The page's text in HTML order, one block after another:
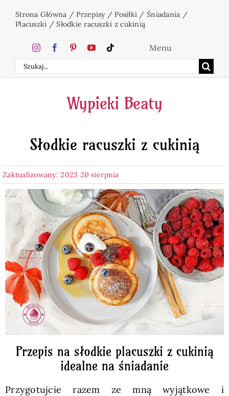
Strona Główna /Przepisy/Posiłki / Śniadania /
Placuszki /Słodkie racuszki z cukinią
Szukaj
Menu
Home
Ciasta
Desery
Napoje
Pieczywo
Przetwory
Posiłki
Zdrowo i fit
Wypieki Beaty
Słodkie racuszki z cukinią
Zaktualizowany: 2023 20 sierpnia
Przepis na słodkie placuszki z cukinią
idealne na śniadanie
Przygotujcie razem ze mną wyjątkowe i